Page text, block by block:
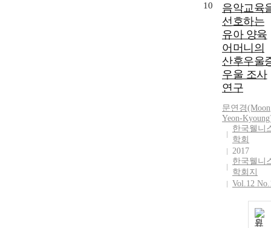
10
음악교육
선호하는
유아 양육
어머니의
산후우울
우울 조사
연구
문연경(Moon
Yeon-
한국웰니
학회
2017
한국웰니
학회지
Vol.12
원